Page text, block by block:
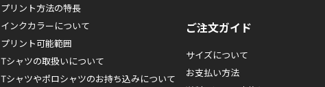
プリント方法の特長
インクカラーについて
プリント可能範囲
Tシャツの取扱いについて
Tシャツやポロシャツのお持ち込みについて
ご注文ガイド
サイズについて
お支払い方法